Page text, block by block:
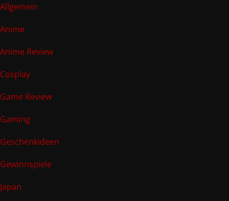
Allgemein
Anime
Anime Review
Cosplay
Game Review
Gaming
Geschenkideen
Gewinnspiele
Japan